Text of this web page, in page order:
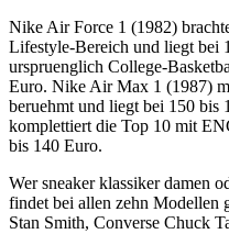
Nike Air Force 1 (1982)
Lifestyle-Bereich und liegt bei
urspruenglich College-
Euro. Nike Air Max 1 (1987)
beruehmt und liegt bei 150
komplettiert die Top 10 mit
bis 140 Euro.
Wer sneaker klassiker damen
findet bei allen zehn Modellen
Stan Smith, Converse Chuck